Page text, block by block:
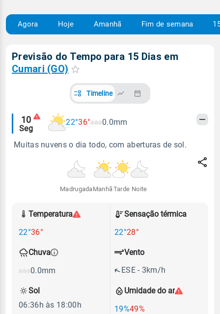
Agora Hoje Amanhã Fim de semana
Previsão do Tempo para 15 Dias em
Cumari (GO)
Timeline
Alertas
meteorológicos
10
Seg
22°36° 0.0mm
Muitas nuvens o dia todo, com aberturas de sol.
Madrugada Manhã Tarde Noite
Temperatura
22°36°
Sensação térmica
22°28°
Chuva
0.0mm
Umidade do ar
19%49%
Vento
ESE - 3km/h
Sol
06:36h às 18:00h